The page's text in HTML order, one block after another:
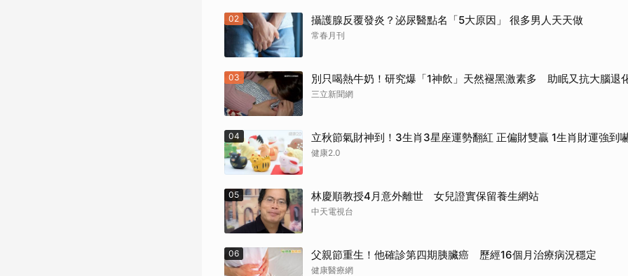
02 攝護腺反覆發炎？泌尿醫點名「5大原因」 很多男人天天做
常春月刊
03 別只喝熱牛奶！研究爆「1神飲」天然褪黑激素多 助眠又抗大腦退
三立新聞網
04 立秋節氣財神到！3生肖3星座運勢翻紅 正偏財雙贏 1生肖財運強到
健康2.0
05 林慶順教授4月意外離世 女兒證實保留養生網站
中天電視台
06 父親節重生！他確診第四期胰臟癌 歷經16個月治療病況穩定
健康醫療網